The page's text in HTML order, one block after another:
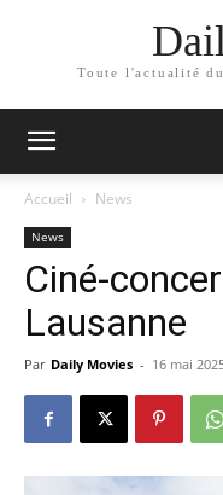
Toute l'actualité
Accueil News
News
Ciné-
Lausanne
Par Daily Movies - 16 mai